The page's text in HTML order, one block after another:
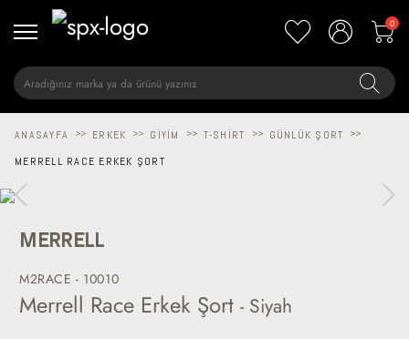
0
ANASAYFA >> ERKEK >> GIYIM >> T-SHIRT >> GÜNLÜK ŞORT >>
MERRELL RACE ERKEK ŞORT
MERRELL
M2RACE - 10010
Merrell Race Erkek Şort - Siyah